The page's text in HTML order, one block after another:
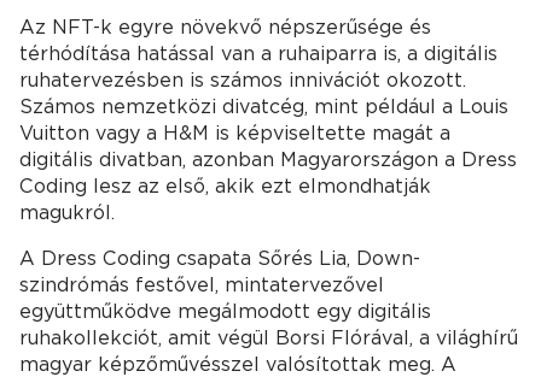
Az NFT-k egyre növekvő népszerűsége és
térhódítása hatással van a ruhaiparra is, a digitális
ruhatervezésben is számos innivációt okozott.
Számos nemzetközi divatcég, mint például a Louis
Vuitton vagy a H&M is képviseltette magát a
digitális divatban, azonban Magyarországon a Dress
Coding lesz az első, akik ezt elmondhatják
magukról.
A Dress Coding csapata Sőrés Lia, Down-
szindrómás festővel, mintatervezővel
együttműködve megálmodott egy digitális
ruhakollekciót, amit végül Borsi Flórával, a világhírű
magyar képzőművésszel valósítottak meg. A